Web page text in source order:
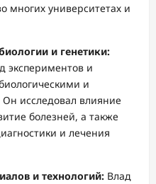
многих университетах и
и генетики:
экспериментов и
и
исследовал влияние
болезней, а также
и лечения
и технологий: Влад